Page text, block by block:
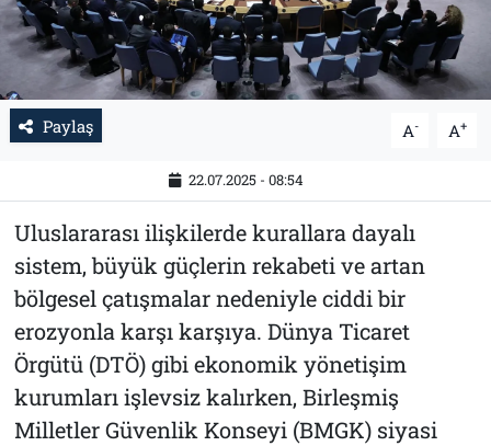
Paylaş A- A+
22.07.2025 - 08:54
Uluslararası ilişkilerde kurallara dayalı
sistem, büyük güçlerin rekabeti ve artan
bölgesel çatışmalar nedeniyle ciddi bir
erozyonla karşı karşıya. Dünya Ticaret
Örgütü (DTÖ) gibi ekonomik yönetişim
kurumları işlevsiz kalırken, Birleşmiş
Milletler Güvenlik Konseyi (BMGK) siyasi